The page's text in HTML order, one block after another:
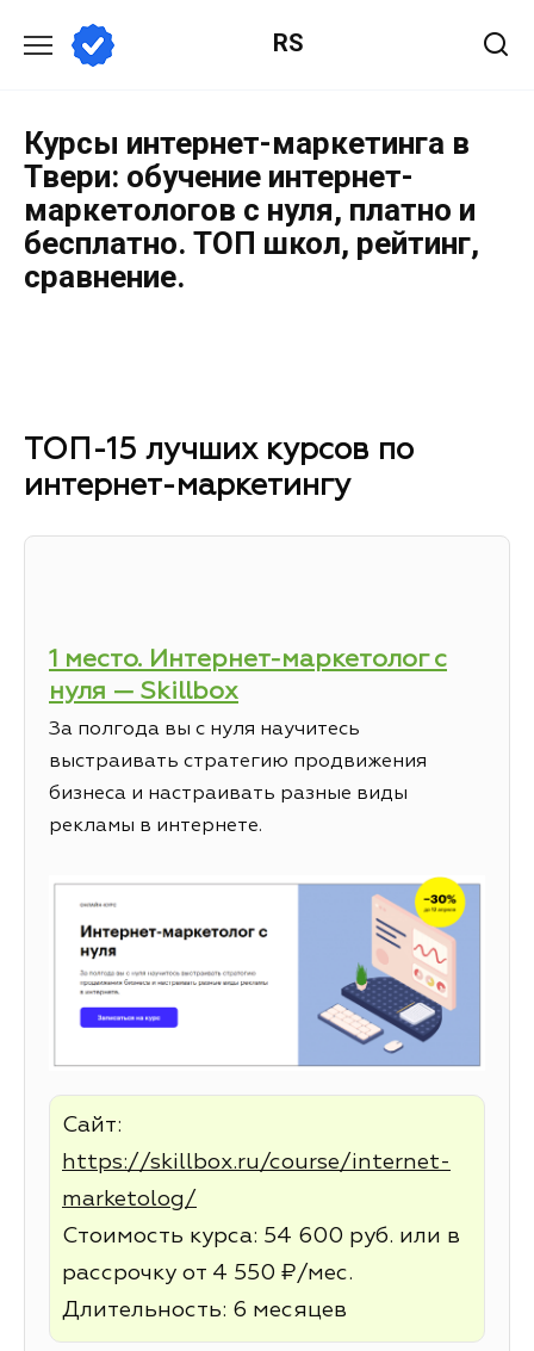
RS
Курсы интернет-маркетинга в
Твери: обучение интернет-
маркетологов с нуля, платно и
бесплатно. ТОП школ, рейтинг,
сравнение.
ТОП-15 лучших курсов по
интернет-маркетингу
1 место. Интернет-маркетолог с
нуля — Skillbox
За полгода вы с нуля научитесь
выстраивать стратегию продвижения
бизнеса и настраивать разные виды
рекламы в интернете.
Сайт:
https://skillbox.ru/course/internet-
marketolog/
Стоимость курса: 54 600 руб. или в
рассрочку от 4 550 ₽/мес.
Длительность: 6 месяцев